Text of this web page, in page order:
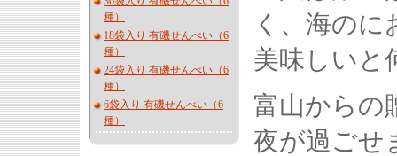
種）
18袋入り 有磯せんべい（6
種）
24袋入り 有磯せんべい（6
種）
6袋入り 有磯せんべい（6
種）
く、海の
美味しいと
富山からの
夜が過ごせ